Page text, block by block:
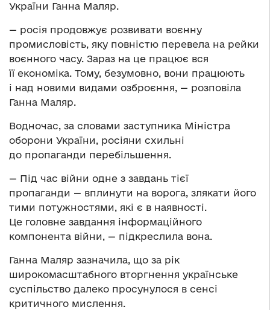
України Ганна Маляр.
— росія продовжує розвивати воєнну
промисловість, яку повністю перевела на рейки
воєнного часу. Зараз на це працює вся
її економіка. Тому, безумовно, вони працюють
і над новими видами озброєння, — розповіла
Ганна Маляр.
Водночас, за словами заступника Міністра
оборони України, росіяни схильні
до пропаганди перебільшення.
— Під час війни одне з завдань тієї
пропаганди — вплинути на ворога, злякати його
тими потужностями, які є в наявності.
Це головне завдання інформаційного
компонента війни, — підкреслила вона.
Ганна Маляр зазначила, що за рік
широкомасштабного вторгнення українське
суспільство далеко просунулося в сенсі
критичного мислення.